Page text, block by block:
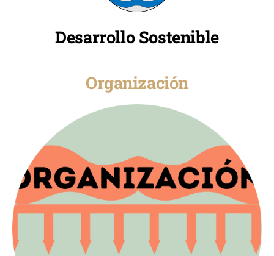
Desarrollo Sostenible
Organización